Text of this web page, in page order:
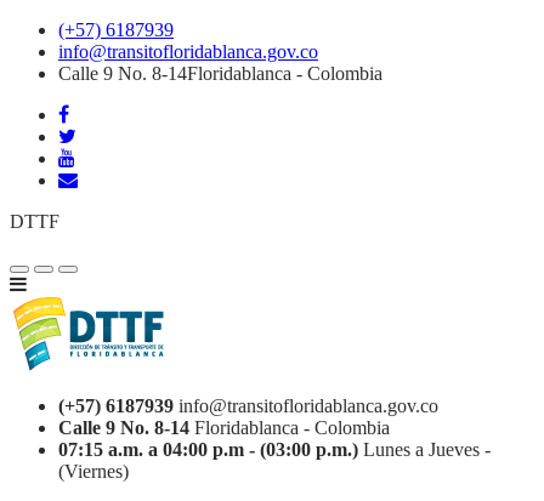
(+57) 6187939
info@transitofloridablanca.gov.co
Calle 9 No. 8-14Floridablanca - Colombia
DTTF
(+57) 6187939 info@transitofloridablanca.gov.co
Calle 9 No. 8-14 Floridablanca - Colombia
07:15 a.m. a 04:00 p.m - (03:00 p.m.) Lunes a Jueves -
(Viernes)